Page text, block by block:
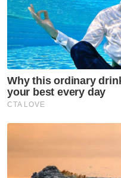
Dalam pada itu,
Persatuan
(PBMM) berkata,
Kuala Lumpur
2022, Selangor
Edisi ke-101 PERR
pasukan bawah
jemputan dari